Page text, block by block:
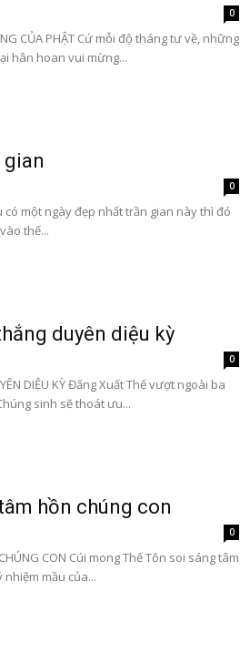
0
CỦA PHẬT Cứ mỗi độ tháng tư về, những
hân hoan vui mừng...
gian
0
có một ngày đẹp nhất trần gian này thì đó
thế...
duyên diệu kỳ
0
DIỆU KỲ Đấng Xuất Thế vượt ngoài ba
sinh sẽ thoát ưu...
hồn chúng con
0
CON Cúi mong Thế Tôn soi sáng tâm
mầu của...